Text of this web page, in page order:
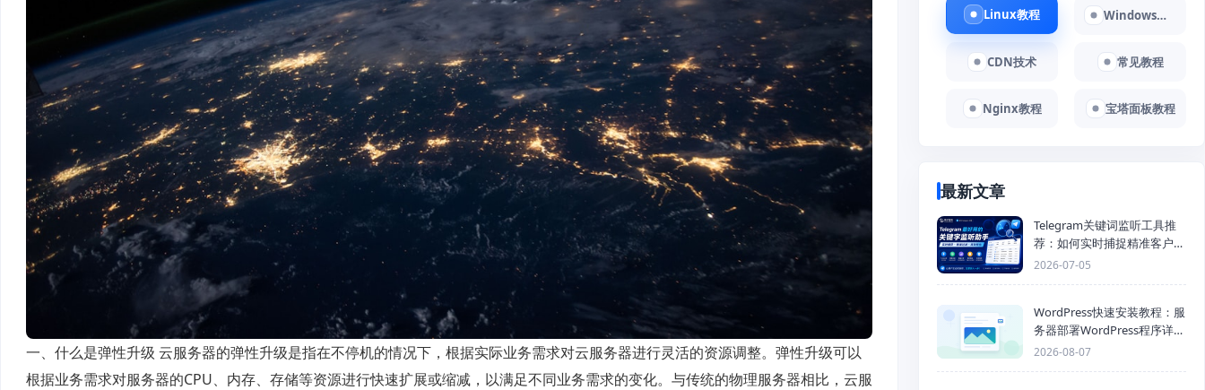
一、什么是弹性升级 云服务器的弹性升级是指在不停机的情况下，根据实际业务需求对云服务器进行灵活的资源调整。弹性升级可以
根据业务需求对服务器的CPU、内存、存储等资源进行快速扩展或缩减，以满足不同业务需求的变化。与传统的物理服务器相比，云服
Linux教程 Windows教程
CDN技术 常见教程
Nginx教程 宝塔面板教程
最新文章
Telegram关键词监听工具推
荐：如何实时捕捉精准客户，
提高获客效率？
2026-07-05
WordPress快速安装教程：服
务器部署WordPress程序详细
步骤
2026-08-07